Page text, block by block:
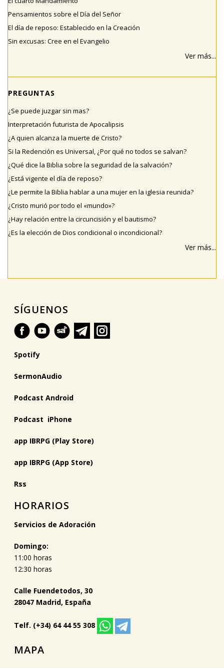
Pensamientos sobre el Día del Señor
El día de reposo: Establecido en la Creación
Sin excusas: Cree en el Evangelio
Ver más...
PREGUNTAS
¿Se puede juzgar sin mas?
Interpretación futurista de Apocalipsis
¿A quien alcanza la muerte de Cristo?
Si la Redención es Universal, ¿Por qué no todos se salvan?
¿Qué dice la Biblia sobre la seguridad de la salvación?
¿Está vigente el día de reposo?
¿Le permite la Biblia hablar a una mujer en la iglesia reunida?
¿Cristo murió por todo el «mundo»?
¿Hay relación entre la circuncisión y el bautismo?
¿Es la elección de Dios condicional o incondicional?
Ver más...
SÍGUENOS
Spotify
SermonAudio
Podcast Android
Podcast iPhone
app IBRPG (Play Store)
app IBRPG (App Store)
Rss
HORARIOS
Servicios de Adoración
Domingo:
11:00 horas
12:30 horas
Calle Fuendetodos, 30
28047 Madrid, España
Telf. (+34) 64 44 55 308
MAPA